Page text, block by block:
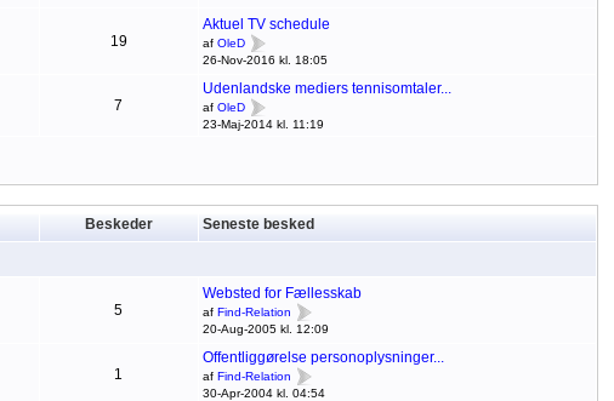
19
Aktuel TV schedule
af OleD
26-Nov-2016 kl. 18:05
7
Udenlandske mediers tennisomtaler...
af OleD
23-Maj-2014 kl. 11:19
Beskeder Seneste besked
5
Websted for Fællesskab
af Find-Relation
20-Aug-2005 kl. 12:09
1
Offentliggørelse personoplysninger...
af Find-Relation
30-Apr-2004 kl. 04:54